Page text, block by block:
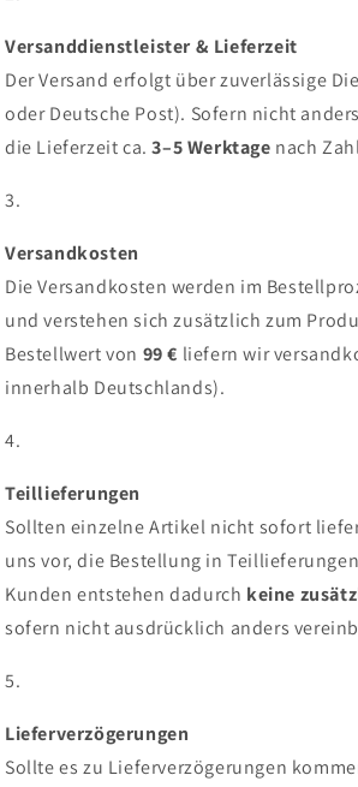
Versanddienstleister & Lieferzeit
Der Versand erfolgt über zuverlässige
oder Deutsche Post). Sofern nicht
die Lieferzeit ca.3–5 Werktage nach
Versandkosten
Die Versandkosten werden im
und verstehen sich zusätzlich zum
Bestellwert von 99€ liefern wir
innerhalb Deutschlands).
Teillieferungen
Sollten einzelne Artikel nicht sofort
uns vor, die Bestellung in
Kunden entstehen dadurch keine
sofern nicht ausdrücklich anders
Lieferverzögerungen
Sollte es zu Lieferverzögerungen